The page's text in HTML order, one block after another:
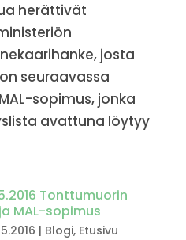
herättivät
josta
seuraavassa
sopimus, jonka
avattuna löytyy
Tonttumuorin
MAL-sopimus
| Blogi, Etusivu